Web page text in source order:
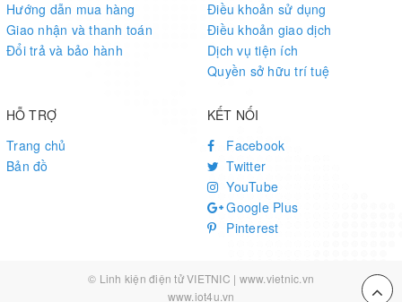
Hướng dẫn mua hàng
Giao nhận và thanh toán
Đổi trả và bảo hành
Điều khoản sử dụng
Điều khoản giao dịch
Dịch vụ tiện ích
Quyền sở hữu trí tuệ
HỖ TRỢ
Trang chủ
Bản đồ
KẾT NỐI
Facebook
Twitter
YouTube
Google Plus
Pinterest
© Linh kiện điện tử VIETNIC | www.vietnic.vn
www.iot4u.vn